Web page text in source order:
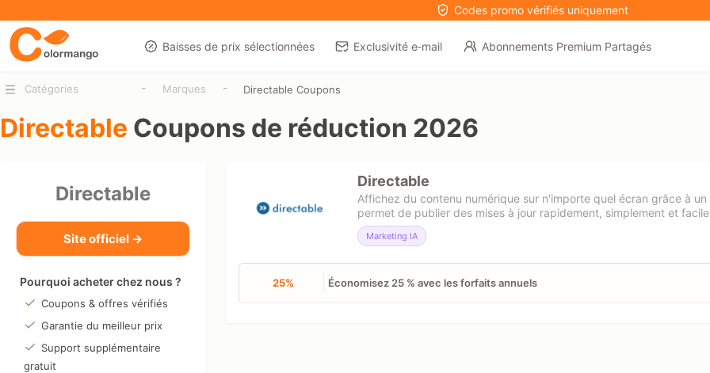
Codes promo vérifiés uniquement
Baisses de prix sélectionnées Exclusivité e‑mail Abonnements Premium Partagés
Catégories - Marques - Directable Coupons
Directable Coupons de réduction 2026
Directable
Site officiel →
Pourquoi acheter chez nous ?
Coupons & offres vérifiés
Garantie du meilleur prix
Support supplémentaire
gratuit
Directable
Affichez du contenu numérique sur n'importe quel écran grâce à
permet de publier des mises à jour rapidement, simplement et
Marketing IA
25% Économisez 25 % avec les forfaits annuels